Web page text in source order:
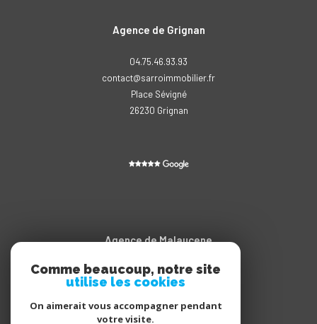
Agence de Grignan
04.75.46.93.93
contact@sarroimmobilier.fr
Place Sévigné
26230
grignan
Agence de Malaucene
04.90.65.20.11
contact@sarroimmobilier.fr
Cours des Isnards
84340
Comme beaucoup, notre site
utilise les cookies
On aimerait vous accompagner pendant
votre visite.